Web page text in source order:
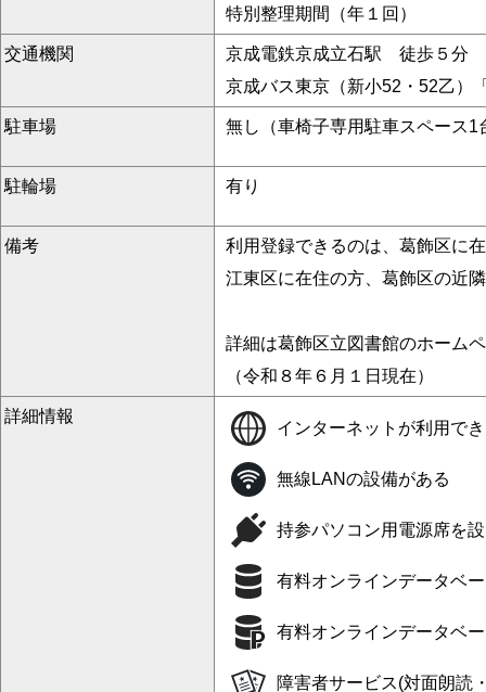
特別整理期間（年１回）
交通機関
京成電鉄京成立石駅 徒歩５分
京成バス東京（新小52・52乙
駐車場 無し（車椅子専用駐車スペース1
駐輪場 有り
備考
利用登録できるのは、葛飾区に
江東区に在住の方、葛飾区の近
詳細は葛飾区立図書館のホーム
（令和８年６月１日現在）
詳細情報
インターネットが利用で
無線LANの設備がある
持参パソコン用電源席を
有料オンラインデータベ
有料オンラインデータベ
障害者サービス(対面朗読